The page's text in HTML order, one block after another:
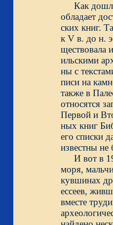
Как
обладает
ских книг.
к V в. до н.
ществовала
ильскими
ны с
писи на
также в
относятся
Первой и
ных книг
его списки
И вот в
моря,
кувшинах
ессеев,
вместе